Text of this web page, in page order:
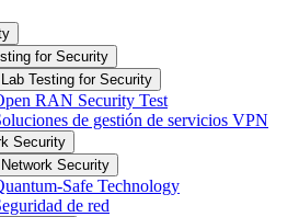
for Security
Lab Testing for Security
RAN Security Test
de gestión de servicios VPN
Security
Network Security
Safe Technology
de red